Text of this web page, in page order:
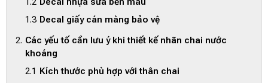
Decal giấy cán màng bảo vệ
Các yếu tố cần lưu ý khi thiết kế nhãn chai nước
khoáng
Kích thước phù hợp với thân chai